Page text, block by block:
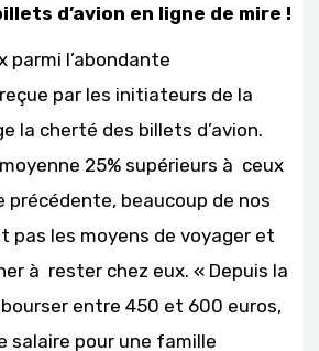
d’avion en ligne de mire !
parmi l’abondante
par les initiateurs de la
la cherté des billets d’avion.
25% supérieurs à ceux
précédente, beaucoup de nos
pas les moyens de voyager et
à rester chez eux. « Depuis la
entre 450 et 600 euros,
salaire pour une famille